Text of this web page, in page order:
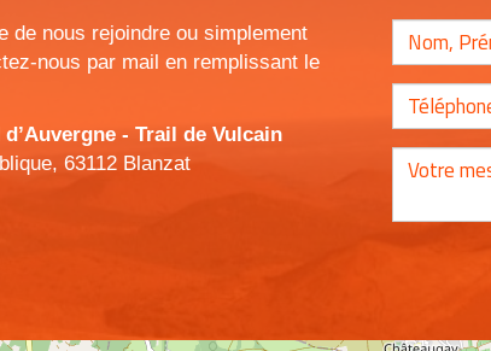
de nous rejoindre ou simplement
nous par mail en remplissant le
- Trail de Vulcain
63112 Blanzat